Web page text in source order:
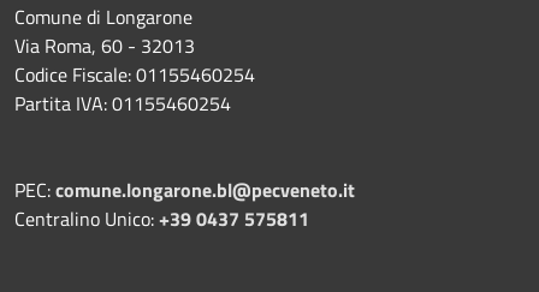
Comune di Longarone
Via Roma, 60 - 32013
Codice Fiscale: 01155460254
Partita IVA: 01155460254
PEC:comune.longarone.bl@pecveneto.it
Centralino Unico:+39 0437 575811